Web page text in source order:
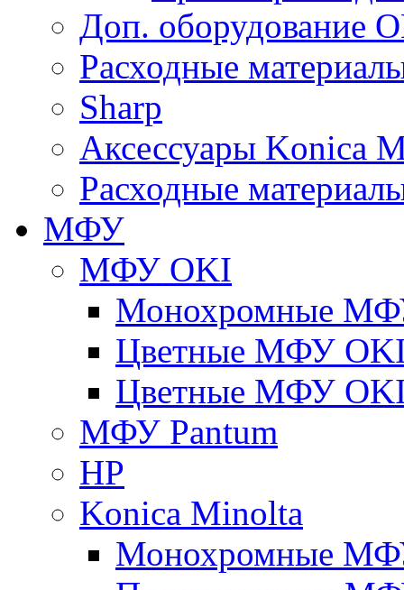
Доп. оборудование
Расходные
Sharp
Аксессуары Konica
Расходные
МФУ
МФУ OKI
Монохромные
Цветные МФУ
Цветные МФУ
МФУ Pantum
HP
Konica Minolta
Монохромные